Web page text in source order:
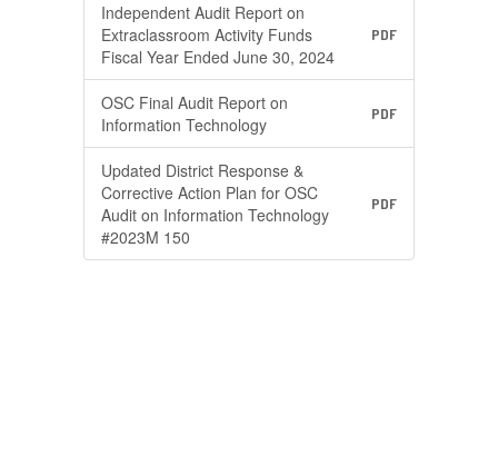
Independent Audit Report on
Extraclassroom Activity Funds
Fiscal Year Ended June 30, 2024
PDF
OSC Final Audit Report on
Information Technology
PDF
Updated District Response &
Corrective Action Plan for OSC
Audit on Information Technology
#2023M 150
PDF